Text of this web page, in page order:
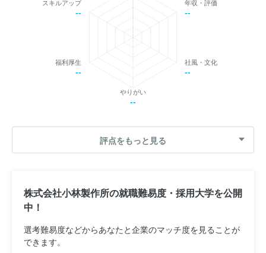
年収・評価
--
社風・文化
--
やりがい
--
福利厚生
--
スキルアップ
--
評点をもっと見る
株式会社小林製作所の就職難易度・採用大学を公開
中！
選考難易度などからあなたと企業のマッチ度を見ることが
できます。